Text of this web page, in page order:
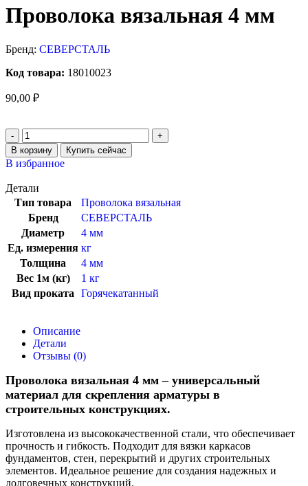
Проволока вязальная 4 мм
Бренд: СЕВЕРСТАЛЬ
Код товара: 18010023
90,00 ₽
В корзину Купить сейчас
В избранное
Детали
Тип товара
Проволока вязальная
Бренд
СЕВЕРСТАЛЬ
Диаметр
4 мм
Ед. измерения кг
Толщина
4 мм
Вес 1м (кг)
1 кг
Вид проката
Горячекатанный
Описание
Детали
Отзывы (0)
Проволока вязальная 4 мм – универсальный
материал для скрепления арматуры в
строительных конструкциях.
Изготовлена из высококачественной стали, что обеспечивает
прочность и гибкость. Подходит для вязки каркасов
фундаментов, стен, перекрытий и других строительных
элементов. Идеальное решение для создания надежных и
долговечных конструкций.